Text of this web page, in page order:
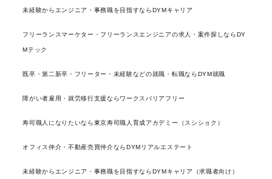
未経験からエンジニア・事務職を目指すならDYMキャリア
フリーランスマーケター・フリーランスエンジニアの求人・案件探しならDY
Mテック
既卒・第二新卒・フリーター・未経験などの就職・転職ならDYM就職
障がい者雇用・就労移行支援ならワークスバリアフリー
寿司職人になりたいなら東京寿司職人育成アカデミー（スシショク）
オフィス仲介・不動産売買仲介ならDYMリアルエステート
未経験からエンジニア・事務職を目指すならDYMキャリア（求職者向け）